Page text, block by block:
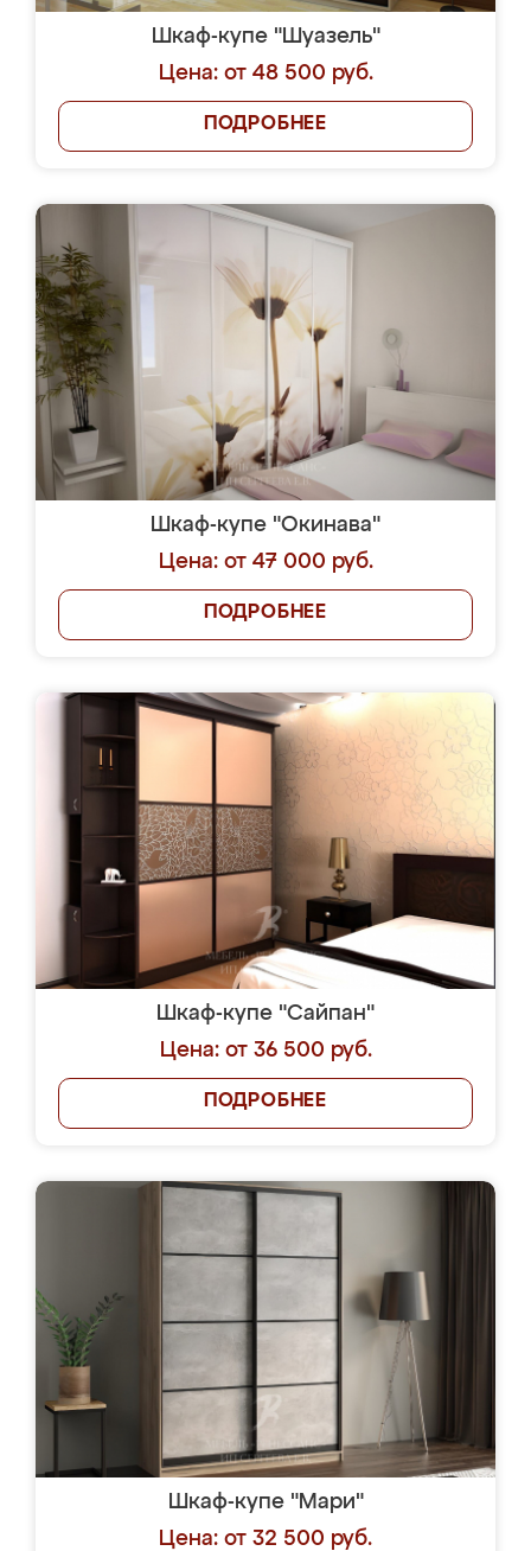
Шкаф-купе "Шуазель"
Цена: от 48 500 руб.
ПОДРОБНЕЕ
Шкаф-купе "Окинава"
Цена: от 47 000 руб.
ПОДРОБНЕЕ
Шкаф-купе "Сайпан"
Цена: от 36 500 руб.
ПОДРОБНЕЕ
Шкаф-купе "Мари"
Цена: от 32 500 руб.